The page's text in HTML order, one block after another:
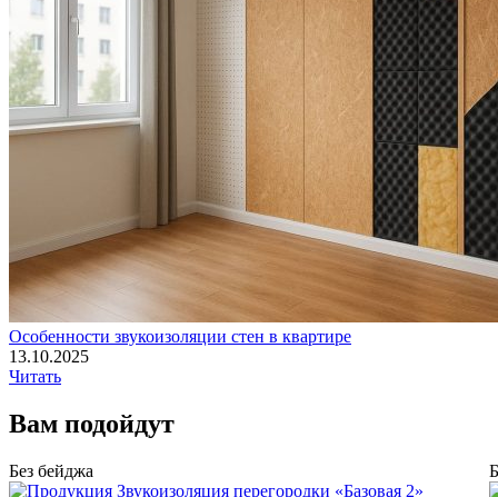
Особенности звукоизоляции стен в квартире
13.10.2025
Читать
Вам подойдут
Без бейджа